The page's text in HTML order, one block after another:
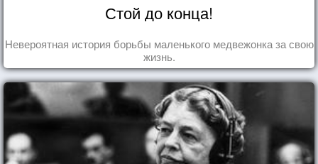
Стой до конца!
Невероятная история борьбы маленького медвежонка за свою
жизнь.